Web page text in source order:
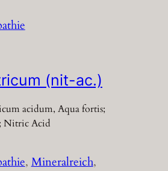
(nit-ac.)
acidum, Aqua fortis;
Nitric Acid
, Mineralreich